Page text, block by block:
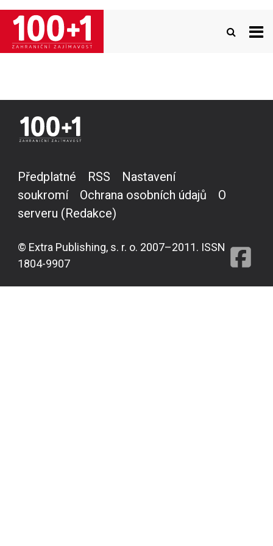
Přejít
hlavnímu
obsahu
Předplatné RSS
Nastavení
soukromí
Ochrana osobních údajů
O
serveru (Redakce)
© Extra Publishing, s. r. o. 2007–2011. ISSN
1804-9907